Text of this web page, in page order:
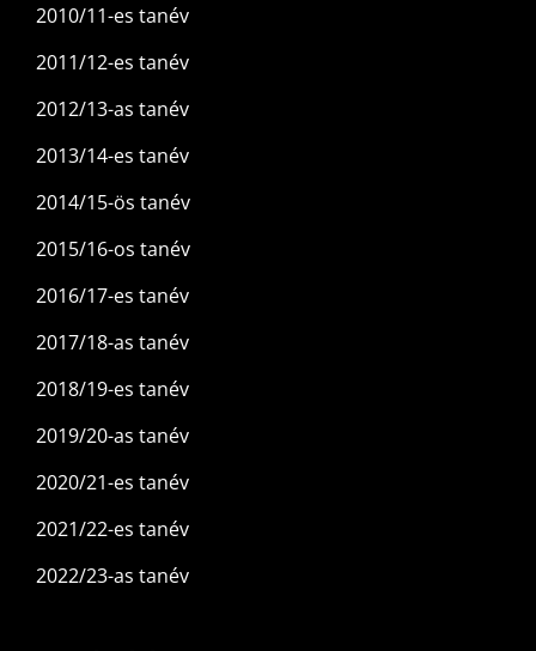
2010/11-es tanév
2011/12-es tanév
2012/13-as tanév
2013/14-es tanév
2014/15-ös tanév
2015/16-os tanév
2016/17-es tanév
2017/18-as tanév
2018/19-es tanév
2019/20-as tanév
2020/21-es tanév
2021/22-es tanév
2022/23-as tanév